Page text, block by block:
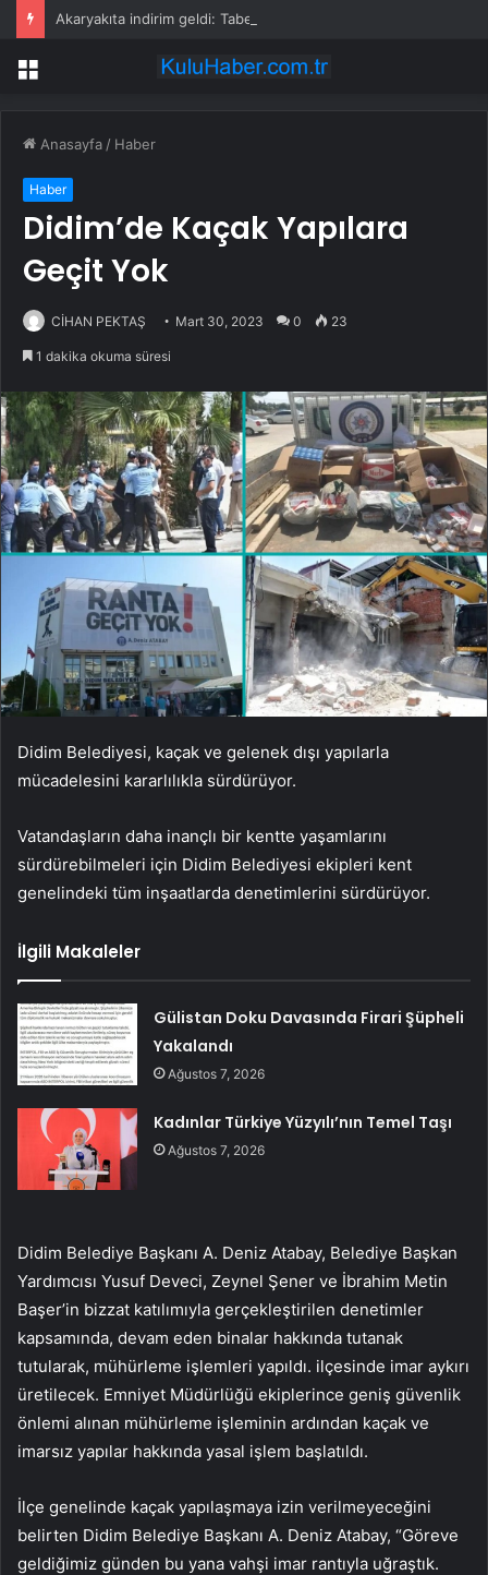
Akaryakıta indirim geldi: Tabela değişti
Menü
Anasayfa / Haber
Haber
Didim’de Kaçak Yapılara
Geçit Yok
CİHAN PEKTAŞ Mart 30, 2023 0 23
1 dakika okuma süresi
Didim Belediyesi, kaçak ve gelenek dışı yapılarla
mücadelesini kararlılıkla sürdürüyor.
Vatandaşların daha inançlı bir kentte yaşamlarını
sürdürebilmeleri için Didim Belediyesi ekipleri kent
genelindeki tüm inşaatlarda denetimlerini sürdürüyor.
İlgili Makaleler
Gülistan Doku Davasında Firari Şüpheli
Yakalandı
Ağustos 7, 2026
Kadınlar Türkiye Yüzyılı’nın Temel Taşı
Ağustos 7, 2026
Didim Belediye Başkanı A. Deniz Atabay, Belediye Başkan
Yardımcısı Yusuf Deveci, Zeynel Şener ve İbrahim Metin
Başer’in bizzat katılımıyla gerçekleştirilen denetimler
kapsamında, devam eden binalar hakkında tutanak
tutularak, mühürleme işlemleri yapıldı. ilçesinde imar aykırı
üretilecek. Emniyet Müdürlüğü ekiplerince geniş güvenlik
önlemi alınan mühürleme işleminin ardından kaçak ve
imarsız yapılar hakkında yasal işlem başlatıldı.
İlçe genelinde kaçak yapılaşmaya izin verilmeyeceğini
belirten Didim Belediye Başkanı A. Deniz Atabay, “Göreve
geldiğimiz günden bu yana vahşi imar rantıyla uğraştık.